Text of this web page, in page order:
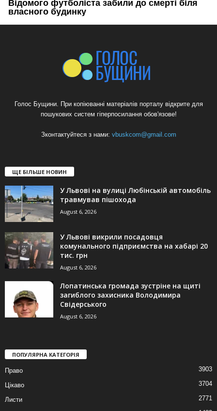
Голос Бущини. При копіюванні матеріалів порталу відкрите для
пошукових систем гіперпосилання обов'язове!
Зконтактуйтеся з нами: vbuskcom@gmail.com
ЩЕ БІЛЬШЕ НОВИН
У Львові на вулиці Любінській автомобіль
травмував пішохода
August 6, 2026
У Львові викрили посадовця
комунального підприємства на хабарі 20
тис. грн
August 6, 2026
Лопатинська громада зустріне на щиті
загиблого захисника Володимира
Свідерського
August 6, 2026
ПОПУЛЯРНА КАТЕГОРІЯ
Право 3903
Цікаво 3704
Листи 2771